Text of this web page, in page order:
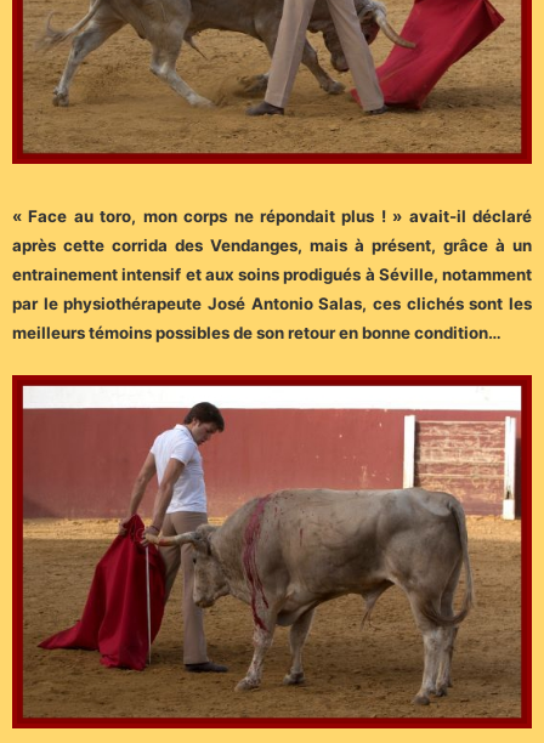
« Face au toro, mon corps ne répondait plus ! » avait-il déclaré
après cette corrida des Vendanges, mais à présent, grâce à un
entrainement intensif et aux soins prodigués à Séville, notamment
par le physiothérapeute José Antonio Salas, ces clichés sont les
meilleurs témoins possibles de son retour en bonne condition…